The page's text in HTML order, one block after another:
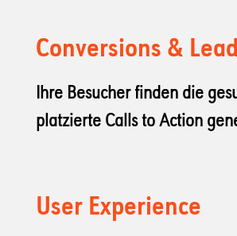
Conversions &
Ihre Besucher finden die
platzierte Calls to Action
User Experience